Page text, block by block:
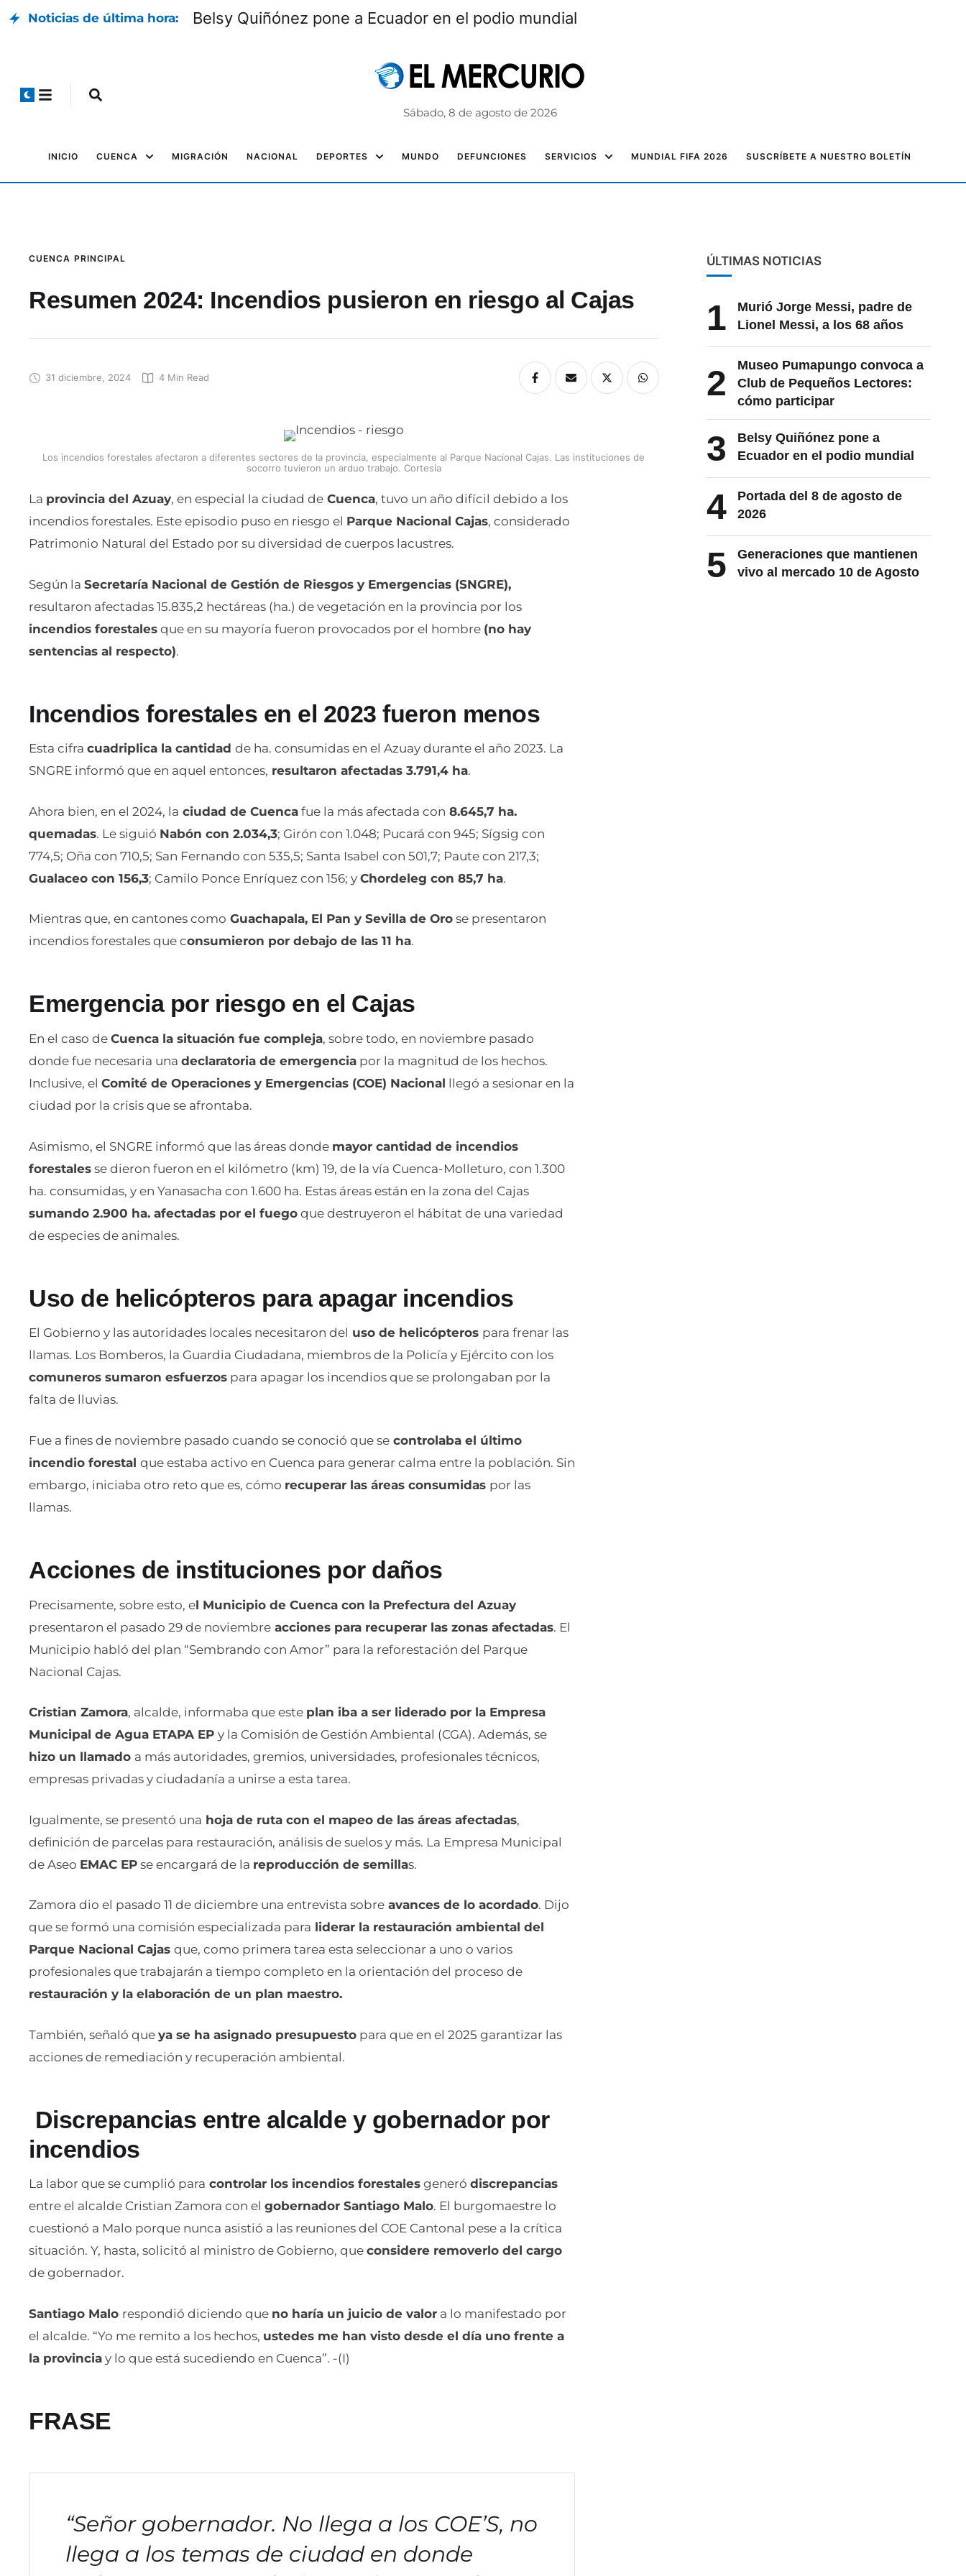
Noticias de última hora: Belsy Quiñónez pone a Ecuador en el podio mundial
Sábado, 8 de agosto de 2026
INICIO CUENCA MIGRACIÓN NACIONAL DEPORTES MUNDO DEFUNCIONES SERVICIOS MUNDIAL FIFA 2026 SUSCRÍBETE A NUESTRO BOLETÍN
CUENCA PRINCIPAL
Resumen 2024: Incendios pusieron en riesgo al Cajas
31 diciembre, 2024 4 Min Read
Los incendios forestales afectaron a diferentes sectores de la provincia, especialmente al Parque Nacional Cajas. Las instituciones de
socorro tuvieron un arduo trabajo. Cortesía
La provincia del Azuay, en especial la ciudad de Cuenca, tuvo un año difícil debido a los
incendios forestales. Este episodio puso en riesgo el Parque Nacional Cajas, considerado
Patrimonio Natural del Estado por su diversidad de cuerpos lacustres.
Según la Secretaría Nacional de Gestión de Riesgos y Emergencias (SNGRE),
resultaron afectadas 15.835,2 hectáreas (ha.) de vegetación en la provincia por los
incendios forestales que en su mayoría fueron provocados por el hombre (no hay
sentencias al respecto).
Incendios forestales en el 2023 fueron menos
Esta cifra cuadriplica la cantidad de ha. consumidas en el Azuay durante el año 2023. La
SNGRE informó que en aquel entonces, resultaron afectadas 3.791,4 ha.
Ahora bien, en el 2024, la ciudad de Cuenca fue la más afectada con 8.645,7 ha.
quemadas. Le siguió Nabón con 2.034,3; Girón con 1.048; Pucará con 945; Sígsig con
774,5; Oña con 710,5; San Fernando con 535,5; Santa Isabel con 501,7; Paute con 217,3;
Gualaceo con 156,3; Camilo Ponce Enríquez con 156; y Chordeleg con 85,7 ha.
Mientras que, en cantones como Guachapala, El Pan y Sevilla de Oro se presentaron
incendios forestales que consumieron por debajo de las 11 ha.
Emergencia por riesgo en el Cajas
En el caso de Cuenca la situación fue compleja, sobre todo, en noviembre pasado
donde fue necesaria una declaratoria de emergencia por la magnitud de los hechos.
Inclusive, el Comité de Operaciones y Emergencias (COE) Nacional llegó a sesionar en la
ciudad por la crisis que se afrontaba.
Asimismo, el SNGRE informó que las áreas donde mayor cantidad de incendios
forestales se dieron fueron en el kilómetro (km) 19, de la vía Cuenca-Molleturo, con 1.300
ha. consumidas, y en Yanasacha con 1.600 ha. Estas áreas están en la zona del Cajas
sumando 2.900 ha. afectadas por el fuego que destruyeron el hábitat de una variedad
de especies de animales.
Uso de helicópteros para apagar incendios
El Gobierno y las autoridades locales necesitaron del uso de helicópteros para frenar las
llamas. Los Bomberos, la Guardia Ciudadana, miembros de la Policía y Ejército con los
comuneros sumaron esfuerzos para apagar los incendios que se prolongaban por la
falta de lluvias.
Fue a fines de noviembre pasado cuando se conoció que se controlaba el último
incendio forestal que estaba activo en Cuenca para generar calma entre la población. Sin
embargo, iniciaba otro reto que es, cómo recuperar las áreas consumidas por las
llamas.
Acciones de instituciones por daños
Precisamente, sobre esto, el Municipio de Cuenca con la Prefectura del Azuay
presentaron el pasado 29 de noviembre acciones para recuperar las zonas afectadas. El
Municipio habló del plan “Sembrando con Amor” para la reforestación del Parque
Nacional Cajas.
Cristian Zamora, alcalde, informaba que este plan iba a ser liderado por la Empresa
Municipal de Agua ETAPA EP y la Comisión de Gestión Ambiental (CGA). Además, se
hizo un llamado a más autoridades, gremios, universidades, profesionales técnicos,
empresas privadas y ciudadanía a unirse a esta tarea.
Igualmente, se presentó una hoja de ruta con el mapeo de las áreas afectadas,
definición de parcelas para restauración, análisis de suelos y más. La Empresa Municipal
de Aseo EMAC EP se encargará de la reproducción de semillas.
Zamora dio el pasado 11 de diciembre una entrevista sobre avances de lo acordado. Dijo
que se formó una comisión especializada para liderar la restauración ambiental del
Parque Nacional Cajas que, como primera tarea esta seleccionar a uno o varios
profesionales que trabajarán a tiempo completo en la orientación del proceso de
restauración y la elaboración de un plan maestro.
También, señaló que ya se ha asignado presupuesto para que en el 2025 garantizar las
acciones de remediación y recuperación ambiental.
Discrepancias entre alcalde y gobernador por
incendios
La labor que se cumplió para controlar los incendios forestales generó discrepancias
entre el alcalde Cristian Zamora con el gobernador Santiago Malo. El burgomaestre lo
cuestionó a Malo porque nunca asistió a las reuniones del COE Cantonal pese a la crítica
situación. Y, hasta, solicitó al ministro de Gobierno, que considere removerlo del cargo
de gobernador.
Santiago Malo respondió diciendo que no haría un juicio de valor a lo manifestado por
el alcalde. “Yo me remito a los hechos, ustedes me han visto desde el día uno frente a
la provincia y lo que está sucediendo en Cuenca”. -(I)
FRASE
“Señor gobernador. No llega a los COE’S, no
llega a los temas de ciudad en donde
ÚLTIMAS NOTICIAS
1
Murió Jorge Messi, padre de
Lionel Messi, a los 68 años
2
Museo Pumapungo convoca a
Club de Pequeños Lectores:
cómo participar
3
Belsy Quiñónez pone a
Ecuador en el podio mundial
4
Portada del 8 de agosto de
2026
5
Generaciones que mantienen
vivo al mercado 10 de Agosto